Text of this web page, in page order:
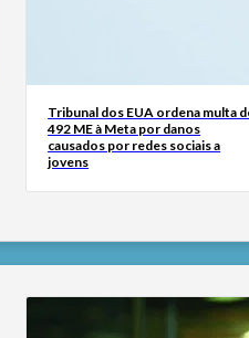
Tribunal dos EUA ordena multa
492 ME à Meta por danos
causados por redes sociais a
jovens